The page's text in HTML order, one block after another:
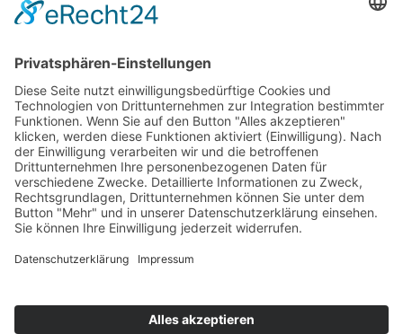
Corinne Huberty
Saarwellingen
Saarland/Deutschland
Tel.: 0170 479 88 70
Mail: info@frauliebe.com